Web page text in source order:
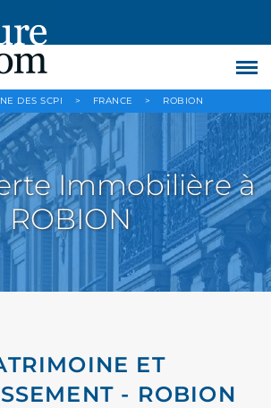
DES SCPI > FRANCE > ROBION
Immobilière à
ROBION
ET
- ROBION